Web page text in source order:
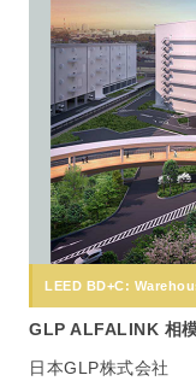
LEED BD+C:
GLP ALFALINK 相
日本GLP株式会社